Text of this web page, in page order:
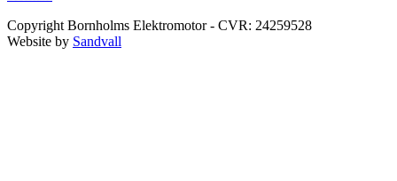
Copyright Bornholms Elektromotor - CVR: 24259528
Website by Sandvall